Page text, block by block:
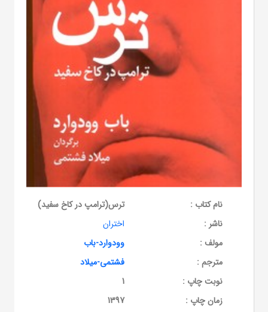
نام کتاب :
ترس(ترامپ در کاخ سفید)
ناشر :
اختران
مولف :
وودوارد-باب
مترجم :
فشتمی-میلاد
نوبت چاپ :
1
زمان چاپ :
1397